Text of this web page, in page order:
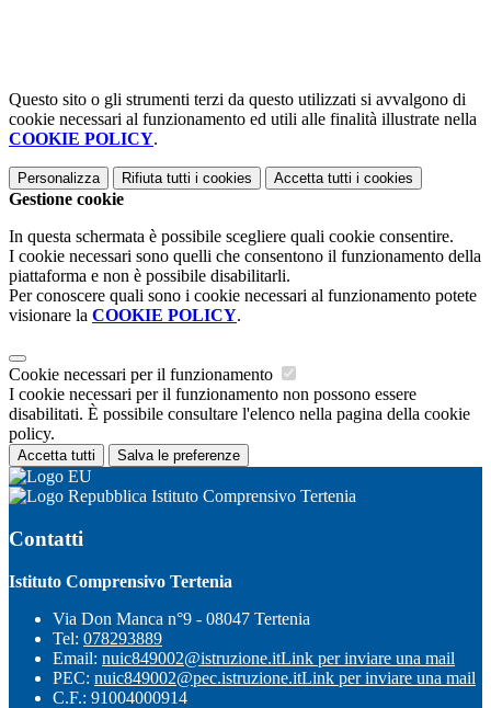
Questo sito o gli strumenti terzi da questo utilizzati si avvalgono di
cookie necessari al funzionamento ed utili alle finalità illustrate nella
COOKIE POLICY.
Personalizza Rifiuta tutti i cookies Accetta tutti i cookies
Gestione cookie
In questa schermata è possibile scegliere quali cookie consentire.
I cookie necessari sono quelli che consentono il funzionamento della
piattaforma e non è possibile disabilitarli.
Per conoscere quali sono i cookie necessari al funzionamento potete
visionare la COOKIE POLICY.
Cookie necessari per il funzionamento
I cookie necessari per il funzionamento non possono essere
disabilitati. È possibile consultare l'elenco nella pagina della cookie
policy.
Accetta tutti Salva le preferenze
Istituto Comprensivo Tertenia
Contatti
Istituto Comprensivo Tertenia
Via Don Manca n°9 - 08047 Tertenia
Tel: 078293889
Email: nuic849002@istruzione.itLink per inviare una mail
PEC: nuic849002@pec.istruzione.itLink per inviare una mail
C.F.: 91004000914